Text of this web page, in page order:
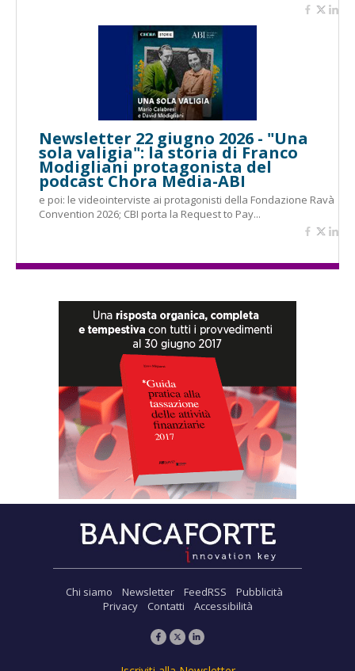
Newsletter 22 giugno 2026 - "Una
sola valigia": la storia di Franco
Modigliani protagonista del
podcast Chora Media-ABI
e poi: le videointerviste ai protagonisti della Fondazione Ravà
Convention 2026; CBI porta la Request to Pay...
Chi siamo Newsletter FeedRSS
Pubblicità
Privacy
Contatti Accessibilità